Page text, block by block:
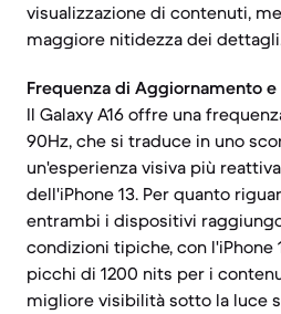
visualizzazione di contenuti,
maggiore nitidezza dei
Frequenza di Aggiornamento
Il Galaxy A16 offre una
90Hz, che si traduce in uno
un'esperienza visiva più
dell'iPhone 13. Per quanto
entrambi i dispositivi
condizioni tipiche, con l'iPhone
picchi di 1200 nits per i
migliore visibilità sotto la luce